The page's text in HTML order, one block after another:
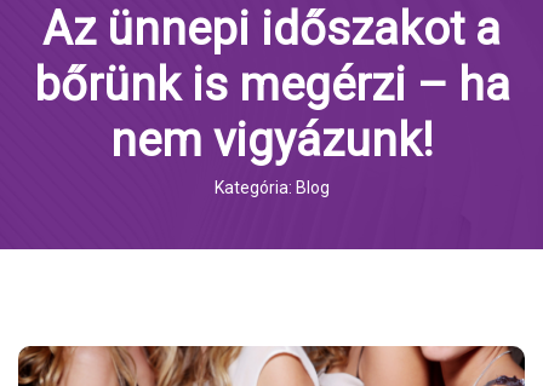
Az ünnepi időszakot a
bőrünk is megérzi – ha
nem vigyázunk!
Kategória: Blog